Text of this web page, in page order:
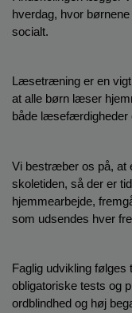
hverdag, hvor
socialt.
Læsetræning er en
at alle børn læser
både læsefærdigheder
Vi bestræber os på, at
skoletiden, så der er
hjemmearbejde,
som udsendes hver
Faglig udvikling
obligatoriske tests og
ordblindhed og høj